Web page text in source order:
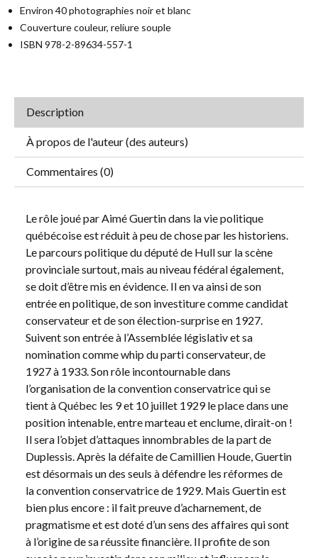
Environ 40 photographies noir et blanc
Couverture couleur, reliure souple
ISBN 978-2-89634-557-1
Description
À propos de l'auteur (des auteurs)
Commentaires (0)
Le rôle joué par Aimé Guertin dans la vie politique
québécoise est réduit à peu de chose par les historiens.
Le parcours politique du député de Hull sur la scène
provinciale surtout, mais au niveau fédéral également,
se doit d’être mis en évidence. Il en va ainsi de son
entrée en politique, de son investiture comme candidat
conservateur et de son élection-surprise en 1927.
Suivent son entrée à l’Assemblée législativ et sa
nomination comme whip du parti conservateur, de
1927 à 1933. Son rôle incontournable dans
l’organisation de la convention conservatrice qui se
tient à Québec les 9 et 10 juillet 1929 le place dans une
position intenable, entre marteau et enclume, dirait-on !
Il sera l’objet d’attaques innombrables de la part de
Duplessis. Après la défaite de Camillien Houde, Guertin
est désormais un des seuls à défendre les réformes de
la convention conservatrice de 1929. Mais Guertin est
bien plus encore : il fait preuve d’acharnement, de
pragmatisme et est doté d’un sens des affaires qui sont
à l’origine de sa réussite financière. Il profite de son